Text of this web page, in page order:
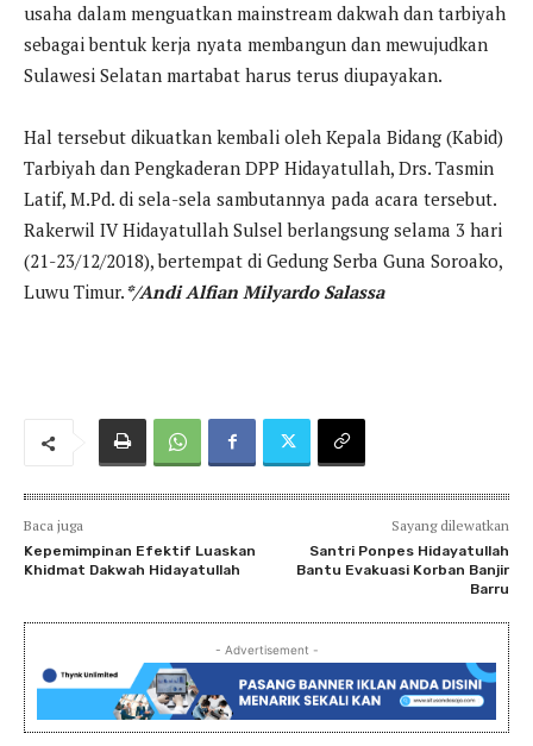
usaha dalam menguatkan mainstream dakwah dan tarbiyah
sebagai bentuk kerja nyata membangun dan mewujudkan
Sulawesi Selatan martabat harus terus diupayakan.
Hal tersebut dikuatkan kembali oleh Kepala Bidang (Kabid)
Tarbiyah dan Pengkaderan DPP Hidayatullah, Drs. Tasmin
Latif, M.Pd. di sela-sela sambutannya pada acara tersebut.
Rakerwil IV Hidayatullah Sulsel berlangsung selama 3 hari
(21-23/12/2018), bertempat di Gedung Serba Guna Soroako,
Luwu Timur.*/Andi Alfian Milyardo Salassa
Baca juga
Kepemimpinan Efektif Luaskan
Khidmat Dakwah Hidayatullah
Sayang dilewatkan
Santri Ponpes Hidayatullah
Bantu Evakuasi Korban Banjir
Barru
- Advertisement -